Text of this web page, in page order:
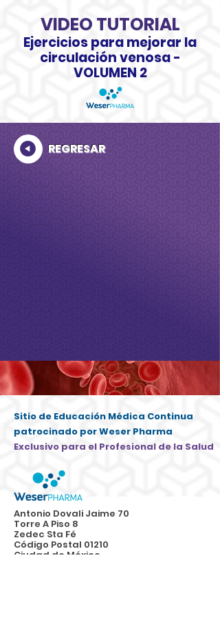
VIDEO TUTORIAL
Ejercicios para mejorar la
circulación venosa -
VOLUMEN 2
REGRESAR
Sitio de Educación Médica Continua
patrocinado por Weser Pharma
Exclusivo para el Profesional de la Salud
Antonio Dovali Jaime 70
Torre A Piso 8
Zedec Sta Fé
​Código Postal 01210
Ciudad de México